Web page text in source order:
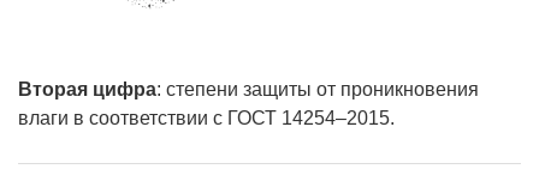
Вторая цифра: степени защиты от проникновения
влаги в соответствии с ГОСТ 14254–2015.